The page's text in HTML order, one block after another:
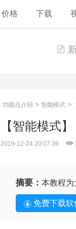
价格 下载
功能点介绍 > 智能模式 >
【智能模式
2019-12-24 20:07:36
摘要： 本教程为
免费下载软